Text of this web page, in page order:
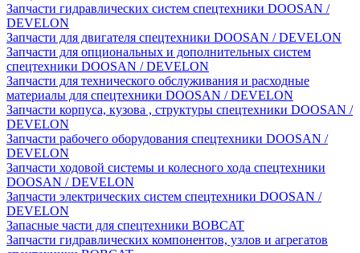
Запчасти гидравлических систем спецтехники DOOSAN /
DEVELON
Запчасти для двигателя спецтехники DOOSAN / DEVELON
Запчасти для опциональных и дополнительных систем
спецтехники DOOSAN / DEVELON
Запчасти для технического обслуживания и расходные
материалы для спецтехники DOOSAN / DEVELON
Запчасти корпуса, кузова , структуры спецтехники DOOSAN /
DEVELON
Запчасти рабочего оборудования спецтехники DOOSAN /
DEVELON
Запчасти ходовой системы и колесного хода спецтехники
DOOSAN / DEVELON
Запчасти электрических систем спецтехники DOOSAN /
DEVELON
Запасные части для спецтехники BOBCAT
Запчасти гидравлических компонентов, узлов и агрегатов